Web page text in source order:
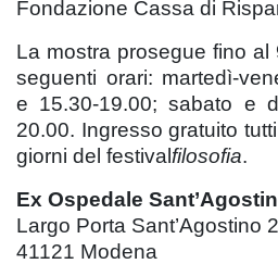
Fondazione Cassa di
La mostra prosegue fino
seguenti orari: martedì-
e 15.30-19.00; sabato e
20.00. Ingresso gratuito
giorni del festivalfilosofia.
Ex Ospedale
Largo Porta Sant’Agostino
41121 Modena